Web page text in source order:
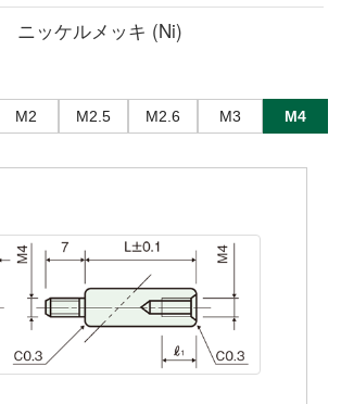
ニッケルメッキ (Ni)
M2 M2.5 M2.6 M3 M4